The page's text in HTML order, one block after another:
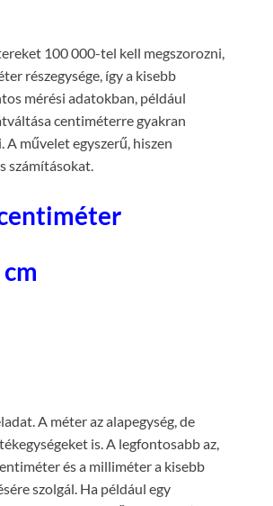
100 000-tel kell megszorozni,
részegysége, így a kisebb
mérési adatokban, például
centiméterre gyakran
művelet egyszerű, hiszen
számításokat.
A méter az alapegység, de
is. A legfontosabb az,
és a milliméter a kisebb
szolgál. Ha például egy